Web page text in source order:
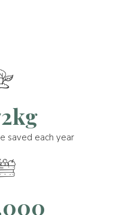
saved each year